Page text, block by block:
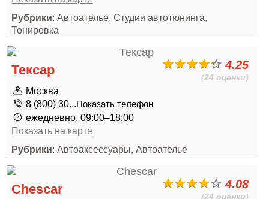
Рубрики: Автоателье, Студии автотюнинга,
Тонировка
4.25
(24 оценки)
Тексар
Москва
8 (800) 30...Показать телефон
ежедневно, 09:00–18:00
Показать на карте
Рубрики: Автоаксессуары, Автоателье
4.08
(24 оценки)
Chescar